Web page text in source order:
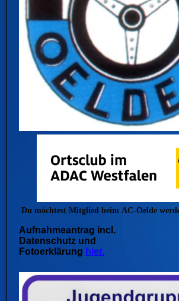
Du möchtest Mitglied beimAC-Oelde
Aufnahmeantrag incl.
Datenschutz und
Fotoerklärung hier.